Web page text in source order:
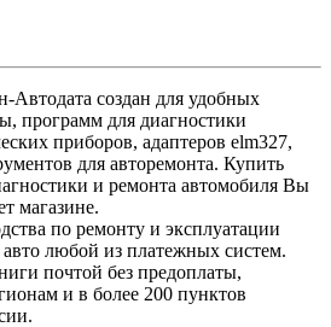
Автодата создан для удобных
программ для диагностики
приборов, адаптеров elm327,
для авторемонта. Купить
и ремонта автомобиля Вы
магазине.
по ремонту и эксплуатации
любой из платежных систем.
почтой без предоплаты,
и в более 200 пунктов